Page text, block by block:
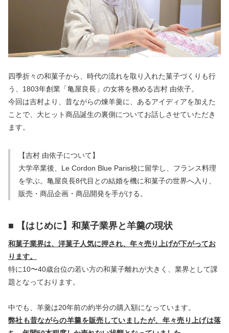
四季折々の和菓子から、時代の流れを取り入れた菓子づくりも行
う、1803年創業「亀屋良長」の女将を務める吉村 由依子。
今回は吉村より、昔ながらの煉羊羹に、あるアイディアを加えた
ことで、大ヒット商品誕生の裏側についてお話しさせていただき
ます。
【吉村 由依子について】
大学卒業後、Le Cordon Blue Paris校に留学し、フランス料理
を学ぶ。亀屋良長8代目との結婚を機に和菓子の世界へ入り、
販売・商品企画・商品開発を手がける。
■ 【はじめに】和菓子業界と羊羹の現状
和菓子業界は、洋菓子人気に押され、年々売り上げが下がってお
ります。
特に10〜40歳台位の若い方の和菓子離れが大きく、業界として課
題となっております。
中でも、羊羹は20年前の約半分の購入額になっています。
弊社も昔ながらの羊羹を販売していましたが、年々売り上げは落